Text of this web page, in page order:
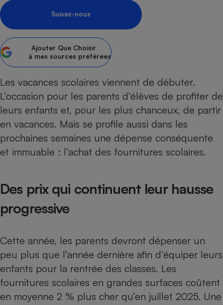
Suivez-nous
Ajouter Que Choisir
à mes sources préférées
Les vacances scolaires viennent de débuter.
L’occasion pour les parents d’élèves de profiter de
leurs enfants et, pour les plus chanceux, de partir
en vacances. Mais se profile aussi dans les
prochaines semaines une dépense conséquente
et immuable : l’achat des fournitures scolaires.
Des prix qui continuent leur hausse
progressive
Cette année, les parents devront dépenser un
peu plus que l’année dernière afin d’équiper leurs
enfants pour la rentrée des classes. Les
fournitures scolaires en grandes surfaces coûtent
en moyenne 2 % plus cher qu’en juillet 2025. Une
bouteille
Banque
Petit électroménager -
Lave-linge
Plaque de cuisson à
induction
Téléviseur
Smartphone
Matelas
Radiateur électrique
Climatiseur -
Antimoustique